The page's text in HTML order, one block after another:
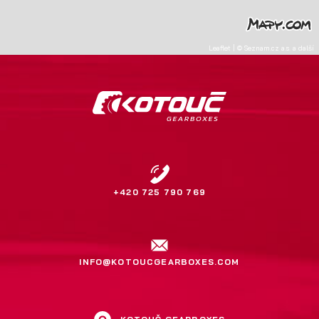
Leaflet ©Seznam.cz a.s. a další
+420 725 790 769
INFO@KOTOUCGEARBOXES.COM